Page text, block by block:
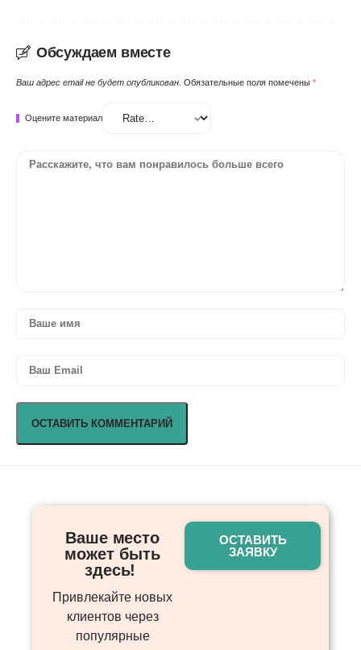
Обсуждаем вместе
Ваш адрес email не будет опубликован. Обязательные поля помечены *
Оцените материал
Ваше место
может быть
здесь! ​
Привлекайте новых
клиентов через
популярные
ОСТАВИТЬ
ЗАЯВКУ